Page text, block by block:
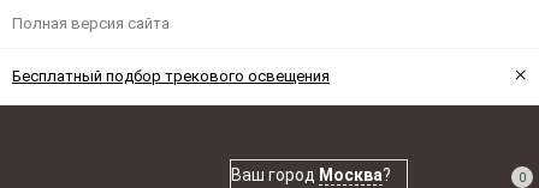
Полная версия сайта
Бесплатный подбор трекового освещения ×
Ваш город Москва? 0